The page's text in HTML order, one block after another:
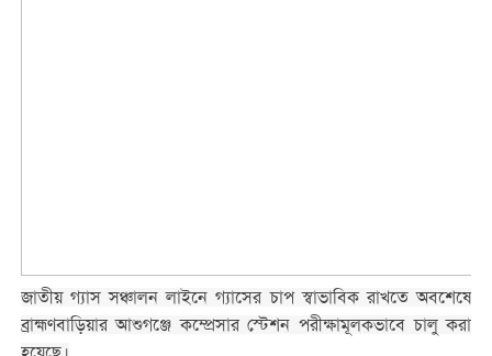
জাতীয় গ্যাস সঞ্চালন লাইনে গ্যাসের চাপ স্বাভাবিক রাখতে অবশেষে
ব্রাহ্মণবাড়িয়ার আশুগঞ্জে কম্প্রেসার স্টেশন পরীক্ষামূলকভাবে চালু করা